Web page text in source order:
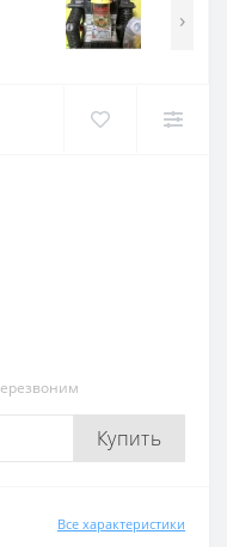
›
Купить
Все характеристики